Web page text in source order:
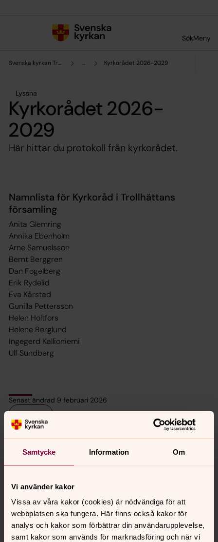
Samtycke Information Om
Vi använder kakor
Vissa av våra kakor (cookies) är nödvändiga för att
webbplatsen ska fungera. Här finns också kakor för
analys och kakor som förbättrar din användarupplevelse,
samt kakor som används för marknadsföring och när vi
SökMeny
Svenska kyrkan Trollhättan ... Kyrkorådet 2026-2029
Lyssna
Kyrkorådet 2026-
2029
Här hittar du protokoll från kyrkorådet.
Namnlista för Kyrkoråd i Trollhättans
församling
Anita Glemring
Annika Ebenholm
Arne Samuelsson
Bernt Berggren
Dan Fogelberg
Erik Rydelid
Eva Kårstad
Gunilla Pettersson
Helen Holtfors
Helene Berglund
Ingegerd Kallioniemi
Ulf Sundberg
Senast ändrad 9 februari 2026
Dela
Tillbaka till toppen
Tillbaka till innehållet
Kontakt